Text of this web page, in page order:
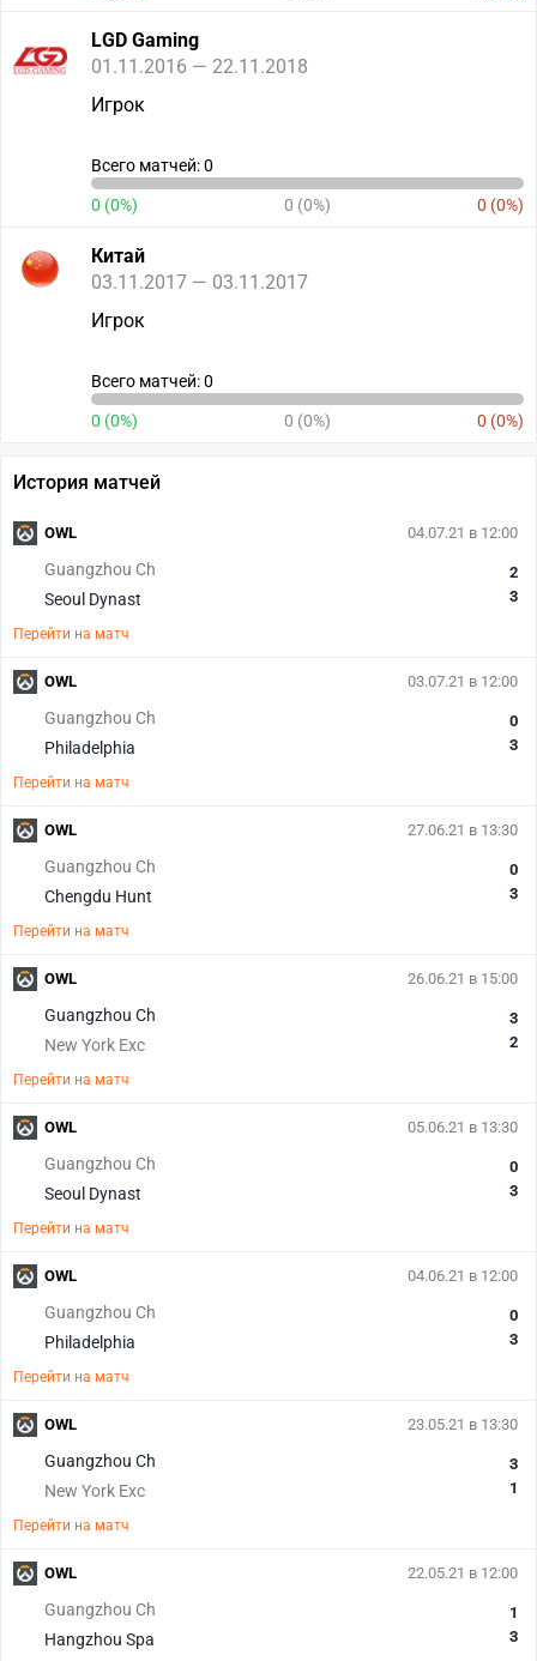
LGD Gaming
01.11.2016 — 22.11.2018
Игрок
Всего матчей: 0
0 (0%) 0 (0%) 0 (0%)
Китай
03.11.2017 — 03.11.2017
Игрок
Всего матчей: 0
0 (0%) 0 (0%) 0 (0%)
История матчей
04.07.21 в 12:00
Guangzhou Ch
Seoul Dynast
2
3
Перейти на матч
OWL
03.07.21 в 12:00
Guangzhou Ch
Philadelphia
0
3
Перейти на матч
OWL
27.06.21 в 13:30
Guangzhou Ch
Chengdu Hunt
0
3
Перейти на матч
OWL
26.06.21 в 15:00
Guangzhou Ch
New York Exc
3
2
Перейти на матч
OWL
05.06.21 в 13:30
Guangzhou Ch
Seoul Dynast
0
3
Перейти на матч
OWL
04.06.21 в 12:00
Guangzhou Ch
Philadelphia
0
3
Перейти на матч
OWL
23.05.21 в 13:30
Guangzhou Ch
New York Exc
3
1
Перейти на матч
OWL
22.05.21 в 12:00
Guangzhou Ch
Hangzhou Spa
1
3
OWL